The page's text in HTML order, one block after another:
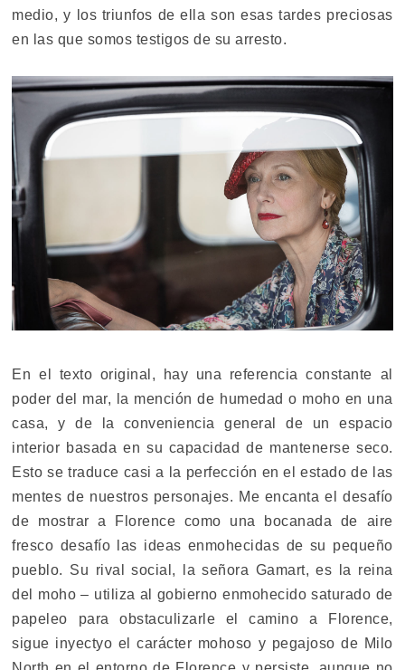
medio, y los triunfos de ella son esas tardes preciosas
en las que somos testigos de su arresto.
En el texto original, hay una referencia constante al
poder del mar, la mención de humedad o moho en una
casa, y de la conveniencia general de un espacio
interior basada en su capacidad de mantenerse seco.
Esto se traduce casi a la perfección en el estado de las
mentes de nuestros personajes. Me encanta el desafío
de mostrar a Florence como una bocanada de aire
fresco desafío las ideas enmohecidas de su pequeño
pueblo. Su rival social, la señora Gamart, es la reina
del moho – utiliza al gobierno enmohecido saturado de
papeleo para obstaculizarle el camino a Florence,
sigue inyectyo el carácter mohoso y pegajoso de Milo